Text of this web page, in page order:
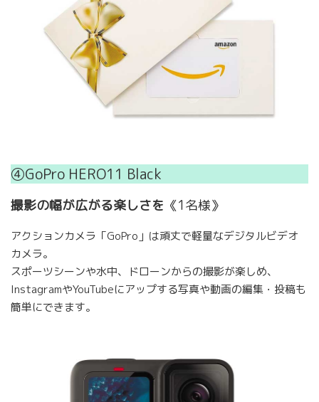
④GoPro HERO11 Black
撮影の幅が広がる楽しさを 《1名様》
アクションカメラ「GoPro」は頑丈で軽量なデジタルビデオ
カメラ。
スポーツシーンや水中、ドローンからの撮影が楽しめ、
InstagramやYouTubeにアップする写真や動画の編集・投稿も
簡単にできます。